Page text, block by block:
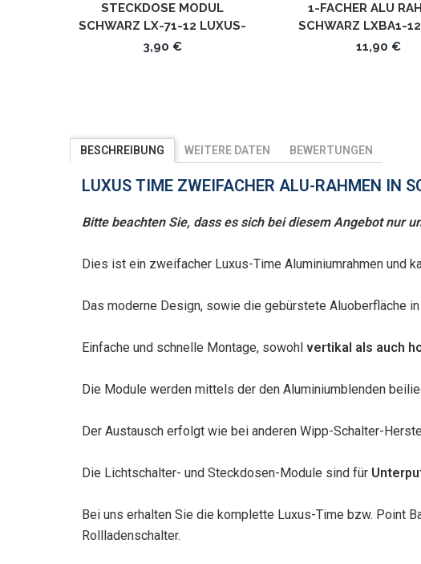
STECKDOSE MODUL
SCHWARZ LX-71-12 LUXUS-
TIME
3,90 €
1-FACHER ALU
SCHWARZ LXBA1-
POINT / KRONE
11,90 €
BESCHREIBUNG WEITERE DATEN BEWERTUNGEN
LUXUS TIME ZWEIFACHER ALU-RAHMEN IN
Bitte beachten Sie, dass es sich bei diesem Angebot nur
Dies ist ein zweifacher Luxus-Time Aluminiumrahmen und
Das moderne Design, sowie die gebürstete Aluoberfläche
Einfache und schnelle Montage, sowohl vertikal als auch
Die Module werden mittels der den Aluminiumblenden
Der Austausch erfolgt wie bei anderen Wipp-Schalter-
Die Lichtschalter- und Steckdosen-Module sind für
Bei uns erhalten Sie die komplette Luxus-Time bzw. Point
Rollladenschalter.